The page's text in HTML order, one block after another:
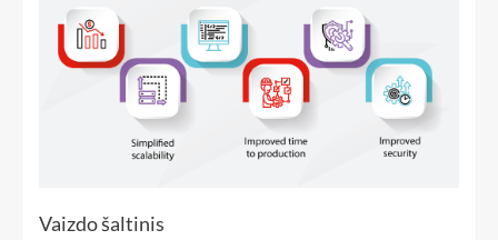
Vaizdo šaltinis